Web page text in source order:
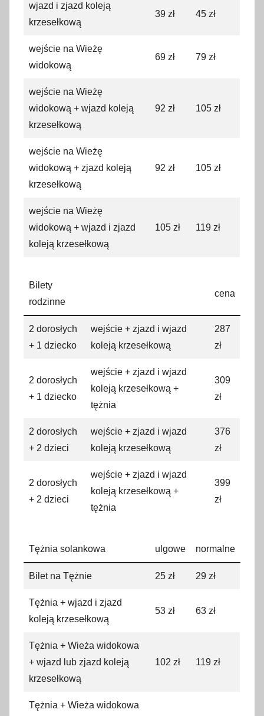
wjazd i zjazd koleją
krzesełkową
39 zł 45 zł
wejście na Wieżę
widokową
69 zł 79 zł
wejście na Wieżę
widokową + wjazd koleją
krzesełkową
92 zł 105 zł
wejście na Wieżę
widokową + zjazd koleją
krzesełkową
92 zł 105 zł
wejście na Wieżę
widokową + wjazd i zjazd
koleją krzesełkową
105 zł 119 zł
Bilety
rodzinne
cena
2 dorosłych
+ 1 dziecko
wejście + zjazd i wjazd
koleją krzesełkową
287
zł
2 dorosłych
+ 1 dziecko
wejście + zjazd i wjazd
koleją krzesełkową +
tężnia
309
zł
2 dorosłych
+ 2 dzieci
wejście + zjazd i wjazd
koleją krzesełkową
376
zł
2 dorosłych
+ 2 dzieci
wejście + zjazd i wjazd
koleją krzesełkową +
tężnia
399
zł
Tężnia solankowa ulgowe normalne
Bilet na Tężnie 25 zł 29 zł
Tężnia + wjazd i zjazd
koleją krzesełkową
53 zł 63 zł
Tężnia + Wieża widokowa
+ wjazd lub zjazd koleją
krzesełkową
102 zł 119 zł
Tężnia + Wieża widokowa